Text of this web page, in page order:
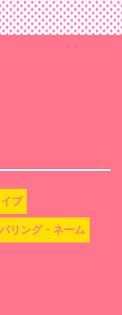
プ
リング・ネーム